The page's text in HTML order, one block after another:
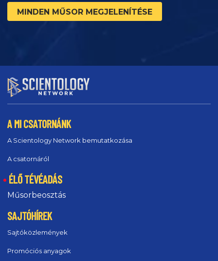
MINDEN MŰSOR MEGJELENÍTÉSE
A MI CSATORNÁNK
A Scientology Network bemutatkozása
A csatornáról
ÉLŐ TÉVÉADÁS
Műsorbeosztás
SAJTÓHÍREK
Sajtóközlemények
Promóciós anyagok